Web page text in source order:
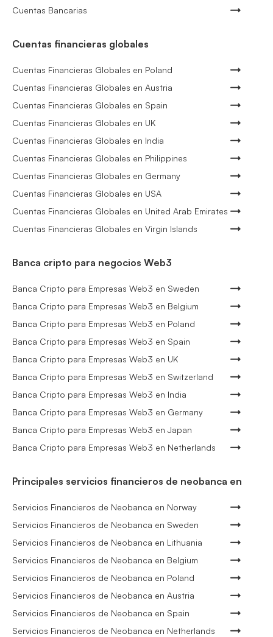
Cuentas Bancarias
Cuentas financieras globales
Cuentas Financieras Globales en Poland
Cuentas Financieras Globales en Austria
Cuentas Financieras Globales en Spain
Cuentas Financieras Globales en UK
Cuentas Financieras Globales en India
Cuentas Financieras Globales en Philippines
Cuentas Financieras Globales en Germany
Cuentas Financieras Globales en USA
Cuentas Financieras Globales en United Arab Emirates
Cuentas Financieras Globales en Virgin Islands
Banca cripto para negocios Web3
Banca Cripto para Empresas Web3 en Sweden
Banca Cripto para Empresas Web3 en Belgium
Banca Cripto para Empresas Web3 en Poland
Banca Cripto para Empresas Web3 en Spain
Banca Cripto para Empresas Web3 en UK
Banca Cripto para Empresas Web3 en Switzerland
Banca Cripto para Empresas Web3 en India
Banca Cripto para Empresas Web3 en Germany
Banca Cripto para Empresas Web3 en Japan
Banca Cripto para Empresas Web3 en Netherlands
Principales servicios financieros de neobanca en
Servicios Financieros de Neobanca en Norway
Servicios Financieros de Neobanca en Sweden
Servicios Financieros de Neobanca en Lithuania
Servicios Financieros de Neobanca en Belgium
Servicios Financieros de Neobanca en Poland
Servicios Financieros de Neobanca en Austria
Servicios Financieros de Neobanca en Spain
Servicios Financieros de Neobanca en Netherlands